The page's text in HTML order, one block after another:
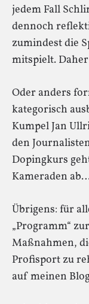
jedem Fall
dennoch
zumindest die
mitspielt.
Oder anders
kategorisch
Kumpel Jan
den
Dopingkurs
Kameraden
Übrigens: für
„Programm“
Maßnahmen,
Profisport zu
auf meinen